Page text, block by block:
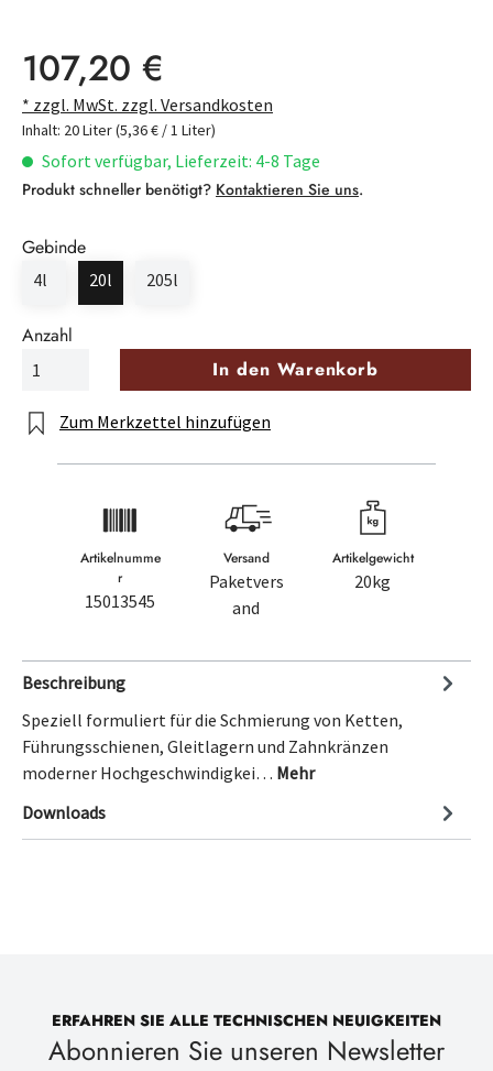
Regulärer Preis:
107,20 €
* zzgl. MwSt. zzgl. Versandkosten
Inhalt: 20 Liter(5,36 € / 1 Liter)
Sofort verfügbar, Lieferzeit: 4-8 Tage
Produkt schneller benötigt? Kontaktieren Sie uns.
Gebinde
4l 20l 205l
Anzahl
In den Warenkorb
Zum Merkzettel hinzufügen
Artikelnumme
r
15013545
Versand
Paketvers
and
Artikelgewicht
20kg
Beschreibung
Speziell formuliert für die Schmierung von Ketten,
Führungsschienen, Gleitlagern und Zahnkränzen
moderner Hochgeschwindigkei… Mehr
Downloads
ERFAHREN SIE ALLE TECHNISCHEN NEUIGKEITEN
Abonnieren Sie unseren Newsletter